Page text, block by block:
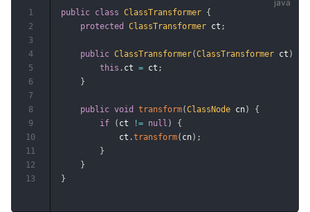
public class ClassTransformer {
protected
ClassTransformer ct ;
public ClassTransformer(ClassTransformer ct )
this . ct = ct ;
}
public void transform(ClassNode cn)
{
if
( ct != null )
{
            ct
.transform( cn) ;
}
}
}
1
2
3
4
5
6
7
8
9
10
11
12
13